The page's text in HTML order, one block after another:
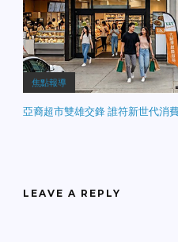
焦點報導
亞裔超市雙雄交鋒 誰符新世代消
LEAVE A REPLY